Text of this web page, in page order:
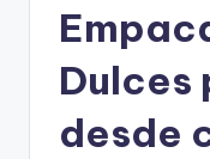
desde